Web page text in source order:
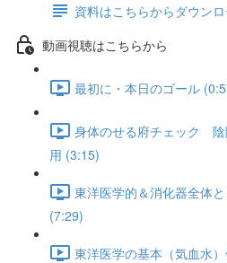
資料はこちらからダウン
動画視聴はこちらから
最初に・本日のゴール
身体のせる府チェック
用 (3:15)
東洋医学的＆消化器全体
(7:29)
東洋医学の基本（気血水